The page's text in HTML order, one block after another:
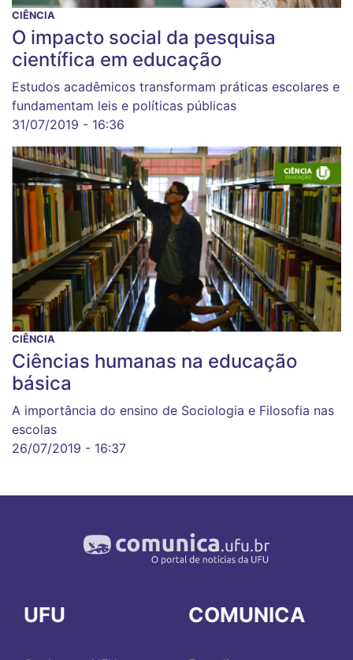
CIÊNCIA
O impacto social da pesquisa
científica em educação
Estudos acadêmicos transformam práticas escolares e
fundamentam leis e políticas públicas
31/07/2019 - 16:36
CIÊNCIA
Ciências humanas na educação
básica
A importância do ensino de Sociologia e Filosofia nas
escolas
26/07/2019 - 16:37
UFU COMUNICA